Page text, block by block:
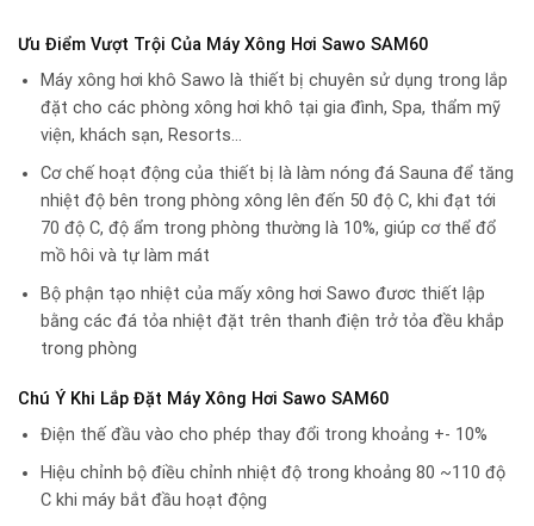
Ưu Điểm Vượt Trội Của Máy Xông Hơi Sawo SAM60
Máy xông hơi khô Sawo là thiết bị chuyên sử dụng trong lắp
đặt cho các phòng xông hơi khô tại gia đình, Spa, thẩm mỹ
viện, khách sạn, Resorts…
Cơ chế hoạt động của thiết bị là làm nóng đá Sauna để tăng
nhiệt độ bên trong phòng xông lên đến 50 độ C, khi đạt tới
70 độ C, độ ẩm trong phòng thường là 10%, giúp cơ thể đổ
mồ hôi và tự làm mát
Bộ phận tạo nhiệt của mấy xông hơi Sawo đươc thiết lập
bằng các đá tỏa nhiệt đặt trên thanh điện trở tỏa đều khắp
trong phòng
Chú Ý Khi Lắp Đặt Máy Xông Hơi Sawo SAM60
Điện thế đầu vào cho phép thay đổi trong khoảng +- 10%
Hiệu chỉnh bộ điều chỉnh nhiệt độ trong khoảng 80 ~110 độ
C khi máy bắt đầu hoạt động